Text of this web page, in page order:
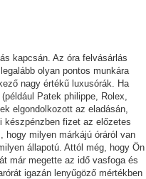
kapcsán. Az óra felvásárlás
olyan pontos munkára
nagy értékű luxusórák. Ha
Patek philippe, Rolex,
elgondolkozott az eladásán,
készpénzben fizet az előzetes
hogy milyen márkájú óráról van
állapotú. Attól még, hogy Ön
már megette az idő vasfoga és
igazán lenyűgöző mértékben